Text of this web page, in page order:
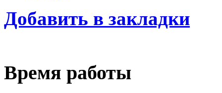
Добавить в закладки
Время работы